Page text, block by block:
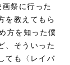
祭に行った
を教えてもら
方を知った僕
、そういった
ても〈レイバ